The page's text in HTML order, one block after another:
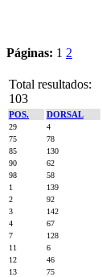
Páginas: 1 2
Total resultados:
103
POS. DORSAL
29 4
75
78
85
130
90
62
98
58
1
139
2
92
3
142
4
67
7
128
11
6
12
46
13
75